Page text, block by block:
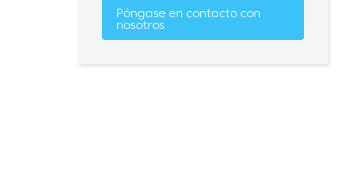
Póngase en contacto con
nosotros